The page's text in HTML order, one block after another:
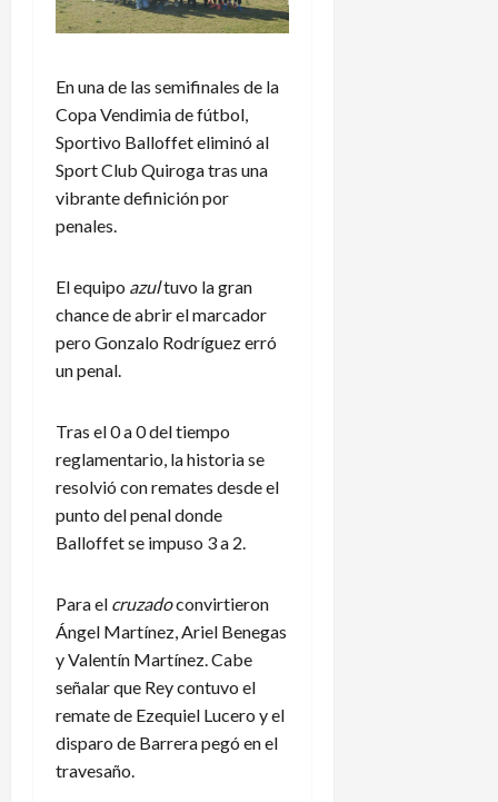
En una de las semifinales de la
Copa Vendimia de fútbol,
Sportivo Balloffet eliminó al
Sport Club Quiroga tras una
vibrante definición por
penales.
El equipo azultuvo la gran
chance de abrir el marcador
pero Gonzalo Rodríguez erró
un penal.
Tras el 0 a 0 del tiempo
reglamentario, la historia se
resolvió con remates desde el
punto del penal donde
Balloffet se impuso 3 a 2.
Para el cruzadoconvirtieron
Ángel Martínez, Ariel Benegas
y Valentín Martínez. Cabe
señalar que Rey contuvo el
remate de Ezequiel Lucero y el
disparo de Barrera pegó en el
travesaño.